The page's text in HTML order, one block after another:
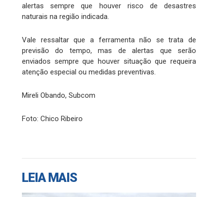
alertas sempre que houver risco de desastres
naturais na região indicada.
Vale ressaltar que a ferramenta não se trata de
previsão do tempo, mas de alertas que serão
enviados sempre que houver situação que requeira
atenção especial ou medidas preventivas.
Mireli Obando, Subcom
Foto: Chico Ribeiro
LEIA MAIS